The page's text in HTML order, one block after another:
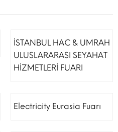
İSTANBUL HAC & UMRAH
ULUSLARARASI SEYAHAT
HİZMETLERİ FUARI
Electricity Eurasia Fuarı